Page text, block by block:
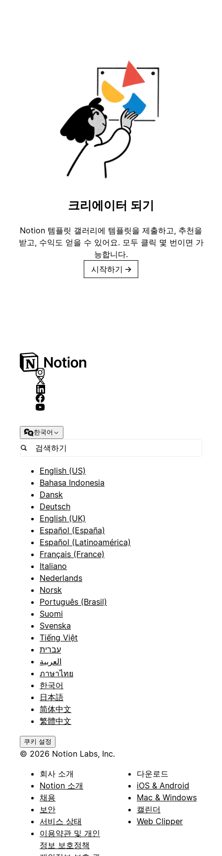
크리에이터 되기
Notion 템플릿 갤러리에 템플릿을 제출하고, 추천을
받고, 수익도 얻을 수 있어요. 모두 클릭 몇 번이면 가
능합니다.
시작하기 →
한국어
English (US)
Bahasa Indonesia
Dansk
Deutsch
English (UK)
Español (España)
Español (Latinoamérica)
Français (France)
Italiano
Nederlands
Norsk
Português (Brasil)
Suomi
Svenska
Tiếng Việt
עברית
العربية
ภาษาไทย
한국어
日本語
简体中文
繁體中文
쿠키 설정
© 2026 Notion Labs, Inc.
회사 소개
Notion 소개
채용
보안
서비스 상태
이용약관 및 개인
정보 보호정책
다운로드
iOS & Android
Mac & Windows
캘린더
Web Clipper